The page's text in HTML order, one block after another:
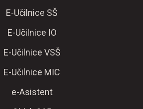
E-Učilnice SŠ
E-Učilnice IO
E-Učilnice VSŠ
E-Učilnice MIC
e-Asistent